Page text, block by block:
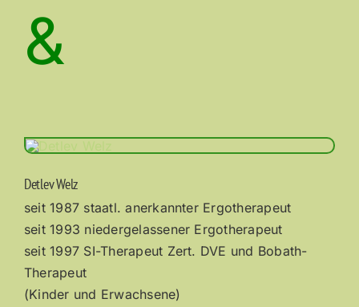
&
Detlev Welz
seit 1987 staatl. anerkannter Ergotherapeut
seit 1993 niedergelassener Ergotherapeut
seit 1997 SI-Therapeut Zert. DVE und Bobath-
Therapeut
(Kinder und Erwachsene)